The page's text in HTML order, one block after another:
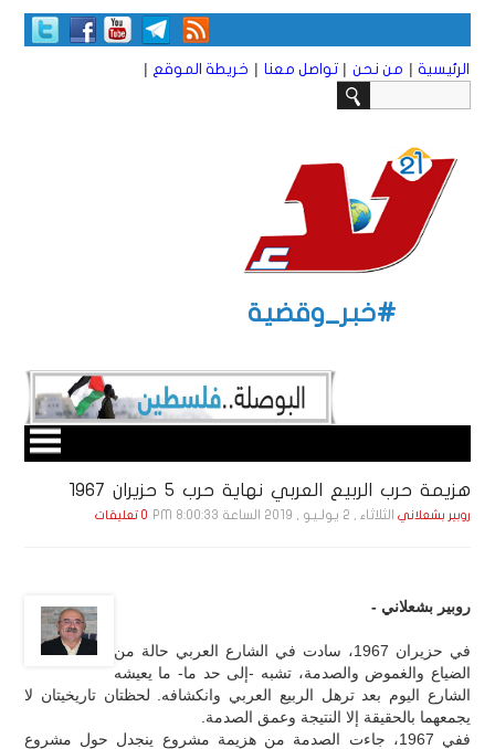
الرئيسية | من نحن | تواصل معنا | خريطة الموقع |
#خبر_وقضية
هزيمة حرب الربيع العربي نهاية حرب 5 حزيران 1967
روبير بشعلاني الثلاثاء , 2 يـولـيـو , 2019 الساعة 8:00:33 PM 0 تعليقات
روبير بشعلاني -
في حزيران 1967، سادت في الشارع العربي حالة من
الضياع والغموض والصدمة، تشبه -إلى حد ما- ما يعيشه
الشارع اليوم بعد ترهل الربيع العربي وانكشافه. لحظتان تاريخيتان لا
يجمعهما بالحقيقة إلا النتيجة وعمق الصدمة.
ففي 1967، جاءت الصدمة من هزيمة مشروع ينجدل حول مشروع